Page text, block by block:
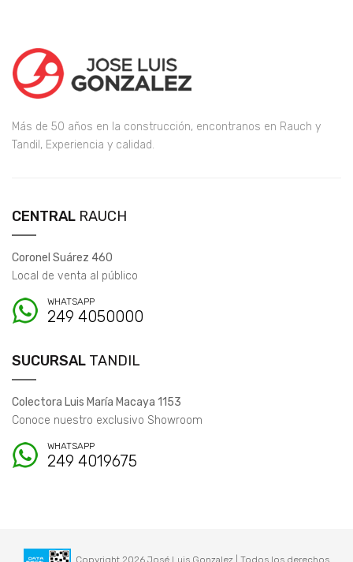
Más de 50 años en la construcción, encontranos en Rauch y
Tandil, Experiencia y calidad.
CENTRAL RAUCH
Coronel Suárez 460
Local de venta al público
WHATSAPP
249 4050000
SUCURSAL TANDIL
Colectora Luis María Macaya 1153
Conoce nuestro exclusivo Showroom
WHATSAPP
249 4019675
Copyright 2026 José Luis Gonzalez | Todos los derechos